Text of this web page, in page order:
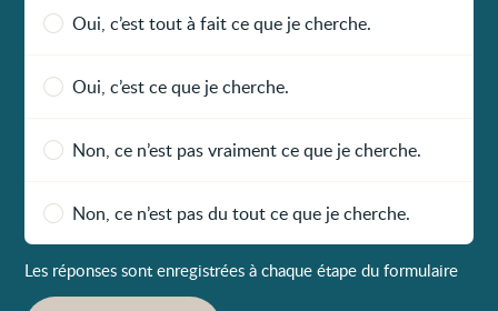
Oui, c’est tout à fait ce que je cherche.
Oui, c’est ce que je cherche.
Non, ce n’est pas vraiment ce que je cherche.
Non, ce n’est pas du tout ce que je cherche.
Les réponses sont enregistrées à chaque étape du formulaire